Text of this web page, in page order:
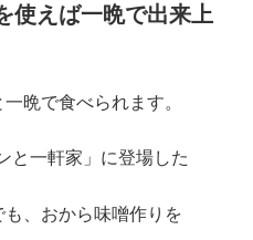
使えば一晩で出来上
晩で食べられます。
と一軒家」に登場した
、おから味噌作りを